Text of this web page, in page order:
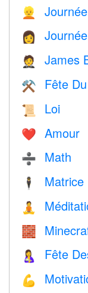
👱
👩
🤵 James
⚒️ Fête
📜 Loi
❤️️ Amour
➗ Math
🕴️ Matrice
🧘
🧱
🤱 Fête
💪